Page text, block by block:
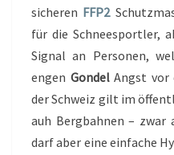
sicheren FFP2
für die Schneesportler,
Signal an Personen,
engen GondelAngst vor
der Schweiz gilt im
auh Bergbahnen – zwar
darf aber eine einfache